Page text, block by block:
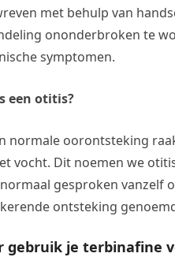
met behulp van
ononderbroken te
symptomen.
een otitis?
normale oorontsteking
vocht. Dit noemen we
gesproken vanzelf
ontsteking
gebruik je terbinafine